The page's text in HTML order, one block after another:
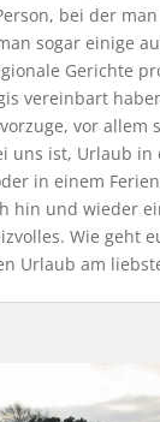
bei der
sogar einige
Gerichte
vereinbart
vor allem
uns ist, Urlaub in
in einem
hin und wieder
Wie geht
Urlaub am